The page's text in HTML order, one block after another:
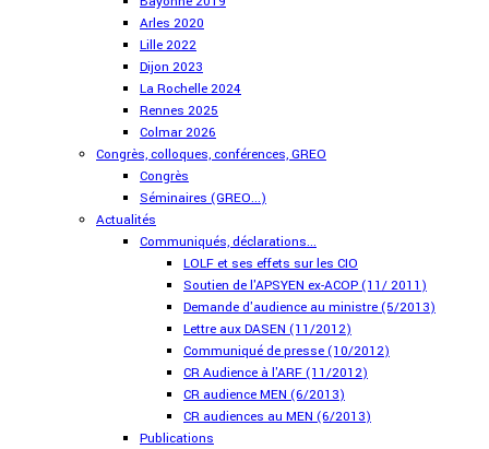
Arles 2020
Lille 2022
Dijon 2023
La Rochelle 2024
Rennes 2025
Colmar 2026
Congrès, colloques, conférences, GREO
Congrès
Séminaires (GREO...)
Actualités
Communiqués, déclarations...
LOLF et ses effets sur les CIO
Soutien de l'APSYEN ex-ACOP (11/ 2011)
Demande d'audience au ministre (5/2013)
Lettre aux DASEN (11/2012)
Communiqué de presse (10/2012)
CR Audience à l'ARF (11/2012)
CR audience MEN (6/2013)
CR audiences au MEN (6/2013)
Publications